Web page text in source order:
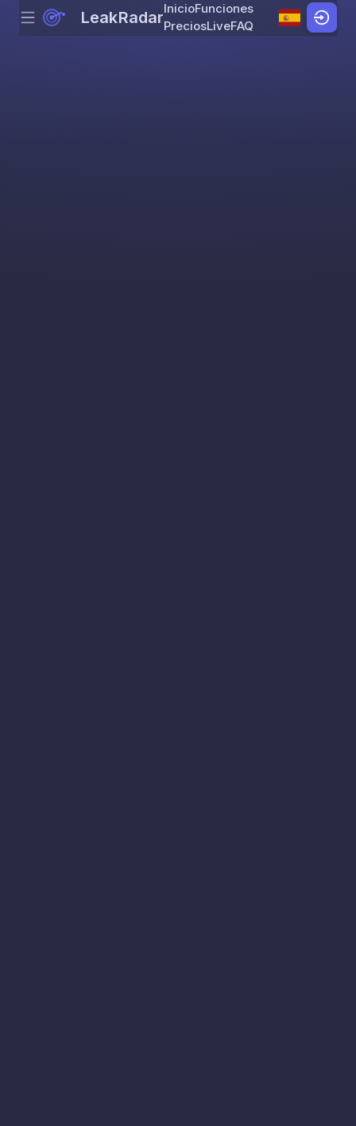
Skip to content
Menu LeakRadarInicioFunciones
PreciosLiveFAQ